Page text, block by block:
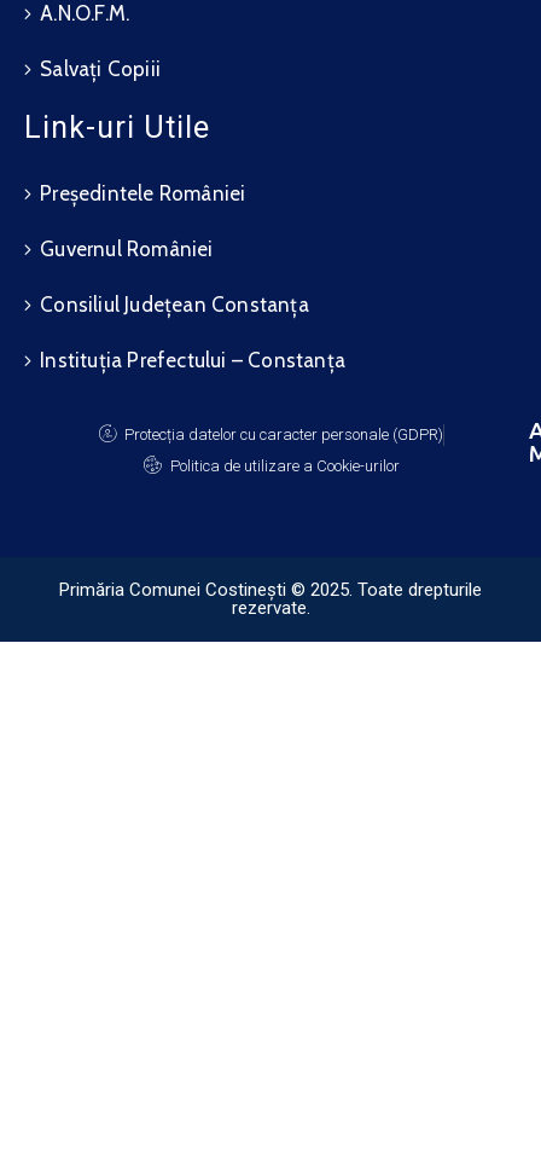
A.N.O.F.M.
Salvați Copiii
Link-uri Utile
Președintele României
Guvernul României
Consiliul Județean Constanța
Instituția Prefectului – Constanța
Protecția datelor cu caracter personale (GDPR)
Politica de utilizare a Cookie-urilor
Primăria Comunei Costinești © 2025. Toate drepturile
rezervate.